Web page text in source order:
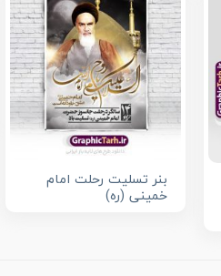
بنر تسلیت رحلت امام
خمینی (ره)